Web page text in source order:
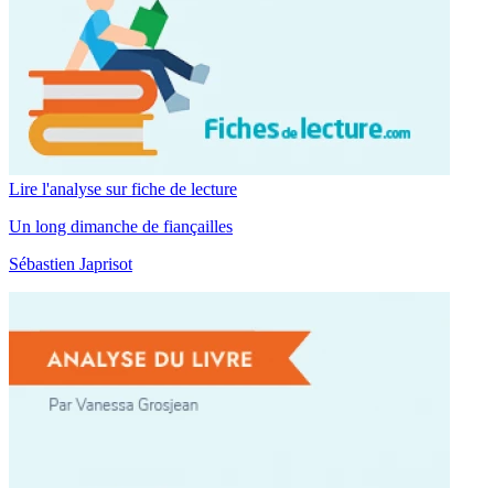
Lire l'analyse sur fiche de lecture
Un long dimanche de fiançailles
Sébastien Japrisot